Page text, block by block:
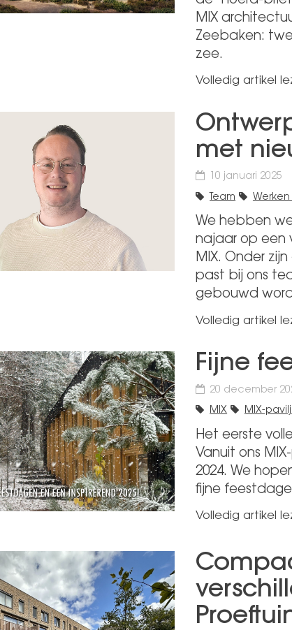
MIX
Zeebaken:
zee.
Volledig artikel
met
10 januari 2025
Team Werken
We hebben
najaar op een
MIX. Onder
past bij ons
gebouwd
Volledig artikel
Fijne
20 december
MIX MIX-
Het eerste
Vanuit ons
2024. We
fijne
Volledig artikel